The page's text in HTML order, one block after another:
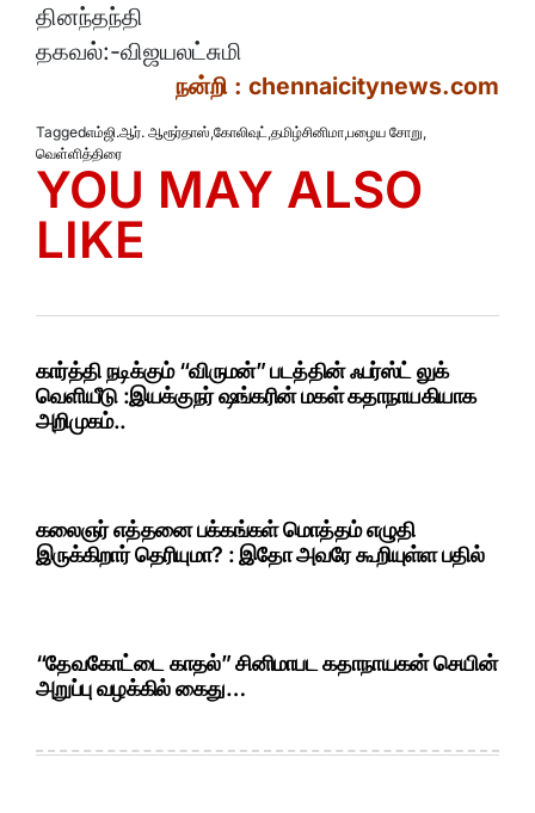
தினந்தந்தி
தகவல்:-விஜயலட்சுமி
நன்றி : chennaicitynews.com
Taggedஎம்ஜி.ஆர். ஆரூர்தாஸ் கோலிவுட் தமிழ்சினிமா பழைய சோறு
வெள்ளித்திரை
YOU MAY ALSO
LIKE
கார்த்தி நடிக்கும் “விருமன்” படத்தின் ஃபர்ஸ்ட் லுக்
வெளியீடு :இயக்குநர் ஷங்கரின் மகள் கதாநாயகியாக
அறிமுகம்..
கலைஞர் எத்தனை பக்கங்கள் மொத்தம் எழுதி
இருக்கிறார் தெரியுமா? : இதோ அவரே கூறியுள்ள பதில்
“தேவகோட்டை காதல்” சினிமாபட கதாநாயகன் செயின்
அறுப்பு வழக்கில் கைது…